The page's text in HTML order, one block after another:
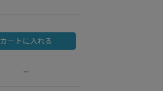
カートに入れる
—